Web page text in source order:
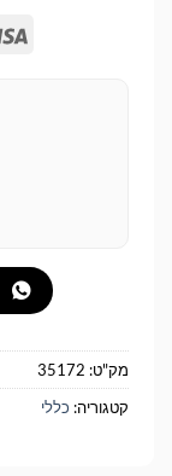
מק"ט: 35172
קטגוריה: כללי